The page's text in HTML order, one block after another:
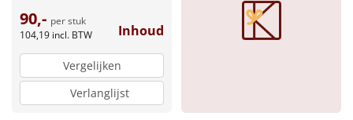
Particulier
Kerstgeschenken 2026
90,- per stuk
104,19 incl. BTW Inhoud
Vergelijken
Verlanglijst